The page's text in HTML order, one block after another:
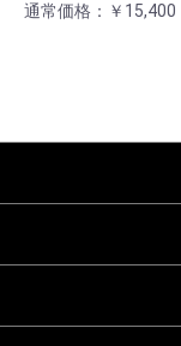
通常価格：￥15,400